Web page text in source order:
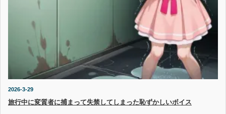
2026-3-29
旅行中に変質者に捕まって失禁してしまった恥ずかしいボイス